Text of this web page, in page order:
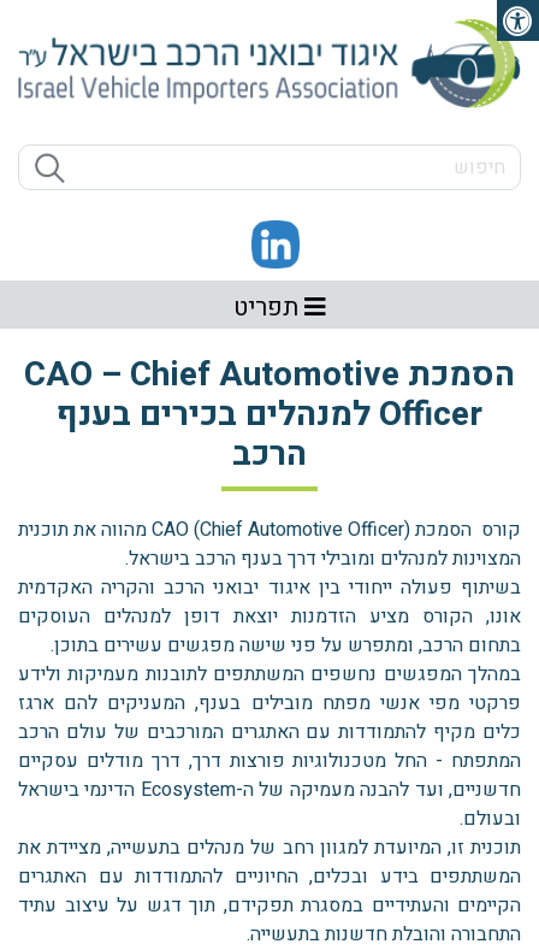
תפריט
הסמכת CAO – Chief Automotive
Officer למנהלים בכירים בענף
הרכב
קורס הסמכת CAO (Chief Automotive Officer) מהווה את תוכנית
המצוינות למנהלים ומובילי דרך בענף הרכב בישראל.
בשיתוף פעולה ייחודי בין איגוד יבואני הרכב והקריה האקדמית
אונו, הקורס מציע הזדמנות יוצאת דופן למנהלים העוסקים
בתחום הרכב, ומתפרש על פני שישה מפגשים עשירים בתוכן.
במהלך המפגשים נחשפים המשתתפים לתובנות מעמיקות ולידע
פרקטי מפי אנשי מפתח מובילים בענף, המעניקים להם ארגז
כלים מקיף להתמודדות עם האתגרים המורכבים של עולם הרכב
המתפתח - החל מטכנולוגיות פורצות דרך, דרך מודלים עסקיים
חדשניים, ועד להבנה מעמיקה של ה-Ecosystem הדינמי בישראל
ובעולם.
תוכנית זו, המיועדת למגוון רחב של מנהלים בתעשייה, מציידת את
המשתתפים בידע ובכלים, החיוניים להתמודדות עם האתגרים
הקיימים והעתידיים במסגרת תפקידם, תוך דגש על עיצוב עתיד
התחבורה והובלת חדשנות בתעשייה.
פתיחת סרגל נגישות